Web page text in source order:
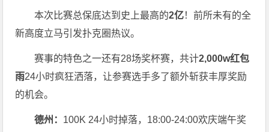
本次比赛总保底达到史上最高的2亿！前所未有的全
新高度立马引发扑克圈热议。
赛事的特色之一还有28场奖杯赛，共计2,000w红包
雨24小时疯狂洒落，让参赛选手多了额外斩获丰厚奖励
的机会。
德州： 100K 24小时掉落， 18:00-24:00欢庆端午奖